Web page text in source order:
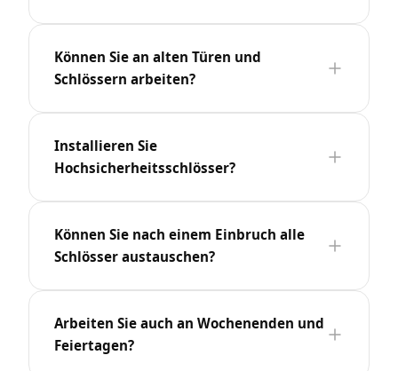
Können Sie an alten Türen und
Schlössern arbeiten?
Installieren Sie
Hochsicherheitsschlösser?
Können Sie nach einem Einbruch alle
Schlösser austauschen?
Arbeiten Sie auch an Wochenenden und
Feiertagen?